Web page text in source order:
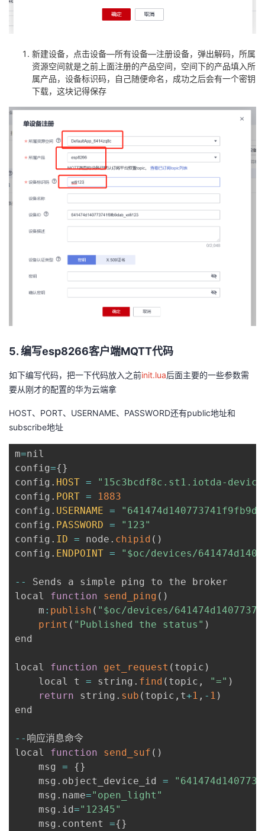
新建设备，点击设备—所有设备—注册设备，弹出解码，所属
资源空间就是之前上面注册的产品空间，空间下的产品填入所
属产品，设备标识码，自己随便命名，成功之后会有一个密钥
下载，这块记得保存
5. 编写esp8266客户端MQTT代码
如下编写代码，把一下代码放入之前init.lua后面主要的一些参数需
要从刚才的配置的华为云端拿
HOST、PORT、USERNAME、PASSWORD还有public地址和
subscribe地址
m=nil
config={}
config . HOST =
"15c3bcdf8c.st1.iotda-
config . PORT =
1883
config . USERNAME =
config . PASSWORD =
"123"
config . ID = node . chipid ( )
config . ENDPOINT = "$oc/devices/
--
Sends a simple ping to the broker
local function send_ping ( )
    m
: publish ( "$oc/devices/
print ( "Published the status" )
end
local function get_request ( topic )
	local t
= string . find ( topic , "=" )
return string . sub ( topic , t+1 , - 1 )
end
-- 响应消息命令
local function send_suf ( )
	msg
= {}
	msg
. object_device_id =
	msg
. name="open_light"
	msg
. id="12345"
	msg
. content ={}